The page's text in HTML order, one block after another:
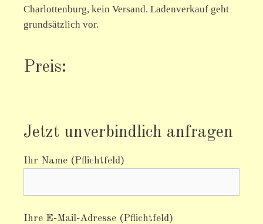
Charlottenburg, kein Versand. Ladenverkauf geht
grundsätzlich vor.
Preis:
Jetzt unverbindlich anfragen
Ihr Name (Pflichtfeld)
Ihre E-Mail-Adresse (Pflichtfeld)